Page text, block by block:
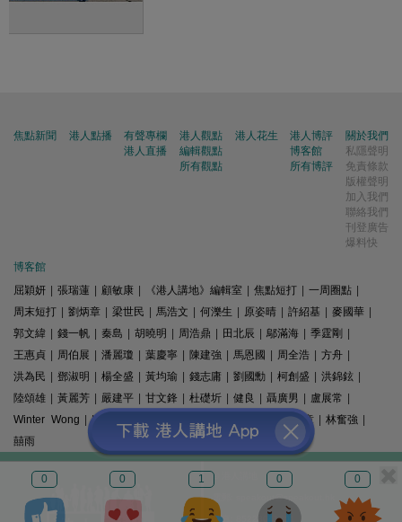
0 0 1 0 0
焦點新聞 港人點播
有聲專欄
港人直播
港人觀點
編輯觀點
所有觀點
港人花生
港人博評
博客館
所有博評
關於我們
私隱聲明
免責條款
版權聲明
加入我們
聯絡我們
刊登廣告
爆料快
博客館
屈穎妍 | 張瑞蓮 | 顧敏康 | 《港人講地》編輯室 | 焦點短打 | 一周圈點 |
周末短打 | 劉炳章 | 梁世民 | 馬浩文 | 何濼生 | 原姿晴 | 許紹基 | 麥國華 |
郭文緯 | 錢一帆 | 秦島 | 胡曉明 | 周浩鼎 | 田北辰 | 鄔滿海 | 季霆剛 |
王惠貞 | 周伯展 | 潘麗瓊 | 葉慶寧 | 陳建強 | 馬恩國 | 周全浩 | 方舟 |
洪為民 | 鄧淑明 | 楊全盛 | 黃均瑜 | 錢志庸 | 劉國勳 | 柯創盛 | 洪錦鉉 |
陸頌雄 | 黃麗芳 | 嚴建平 | 甘文鋒 | 杜礎圻 | 健良 | 聶廣男 | 盧展常 |
Winter Wong | K2 精選文章 | 林奮強 |
囍雨
© 港人講地
電郵: speakout@speakout.hk
傳真: 85228041301